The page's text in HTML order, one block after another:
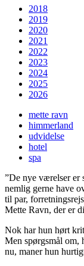
2018
2019
2020
2021
2022
2023
2024
2025
2026
mette ravn
himmerland
udvidelse
hotel
spa
”De nye værelser er
nemlig gerne have
til par,
Mette Ravn, der er
Nok har hun hørt
Men spørgsmål om,
nu, maner hun